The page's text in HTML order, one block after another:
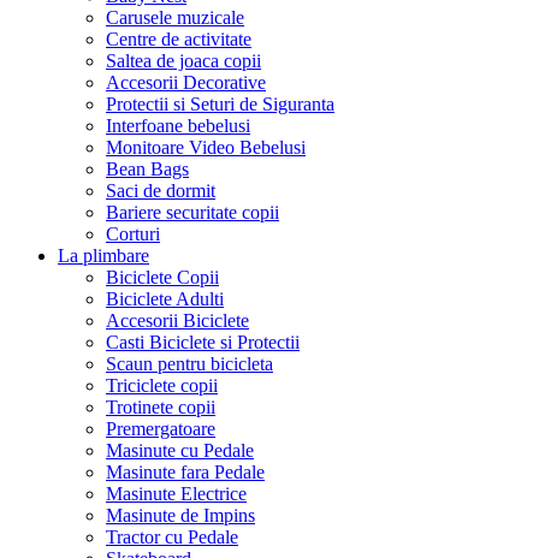
Carusele muzicale
Centre de activitate
Saltea de joaca copii
Accesorii Decorative
Protectii si Seturi de Siguranta
Interfoane bebelusi
Monitoare Video Bebelusi
Bean Bags
Saci de dormit
Bariere securitate copii
Corturi
La plimbare
Biciclete Copii
Biciclete Adulti
Accesorii Biciclete
Casti Biciclete si Protectii
Scaun pentru bicicleta
Triciclete copii
Trotinete copii
Premergatoare
Masinute cu Pedale
Masinute fara Pedale
Masinute Electrice
Masinute de Impins
Tractor cu Pedale